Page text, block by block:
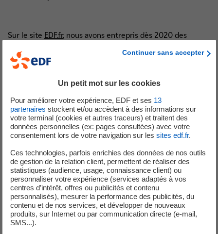
Sur le site EDF.fr, nous avons entrepris dès 2020 des
cohérentes avec cette démarche de réduction de leur
empreinte carbone.
approches différentes :
structure de nos pages web ;
Optimiser les polices ;
Réduire le nombre d’étapes pour aller d’un point à
un autre ;
Optimiser les requêtes réseau ;
Continuer sans accepter
Un petit mot sur les cookies
Pour améliorer votre expérience, EDF et ses 13
partenaires stockent et/ou accèdent à des informations sur
votre terminal (cookies et autres traceurs) et traitent des
données personnelles (ex: pages consultées) avec votre
consentement lors de votre navigation sur les sites edf.fr.
Ces technologies, parfois enrichies des données de nos outils
de gestion de la relation client, permettent de réaliser des
statistiques (audience, usage, connaissance client) ou
personnaliser votre expérience (services adaptés à vos
centres d’intérêt, offres ou publicités et contenu
personnalisés), mesurer la performance des publicités, du
contenu et de nos services, et développer de nouveaux
produits, sur Internet ou par communication directe (e-mail,
SMS...).